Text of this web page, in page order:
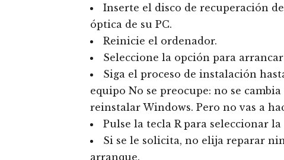
Inserte el disco de recuperación
óptica de su PC.
Reinicie el ordenador.
Seleccione la opción para
Siga el proceso de instalación
equipo No se preocupe: no se
reinstalar Windows. Pero no vas a
Pulse la tecla R para seleccionar
Si se le solicita, no elija reparar
arranque.